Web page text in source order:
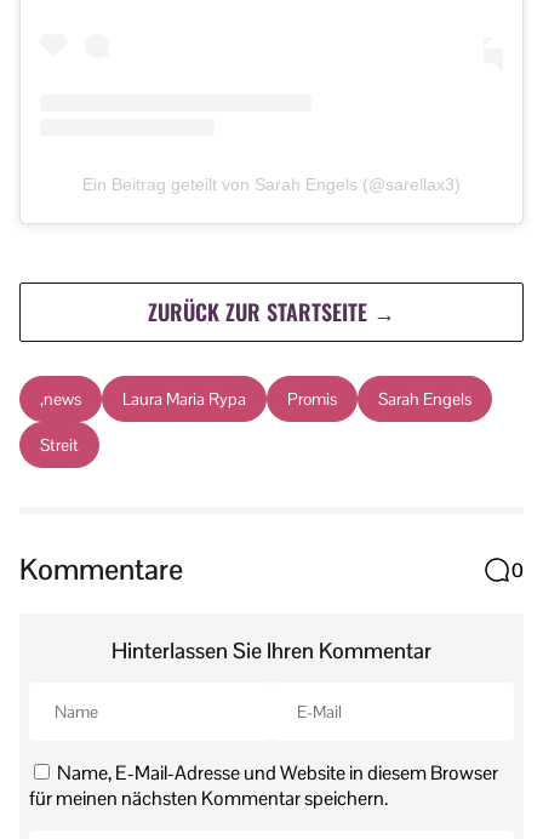
Ein Beitrag geteilt von Sarah Engels (@sarellax3)
ZURÜCK ZUR STARTSEITE →
,news Laura Maria Rypa Promis Sarah Engels
Streit
Kommentare 0
Hinterlassen Sie Ihren Kommentar
Name, E-Mail-Adresse und Website in diesem Browser
für meinen nächsten Kommentar speichern.